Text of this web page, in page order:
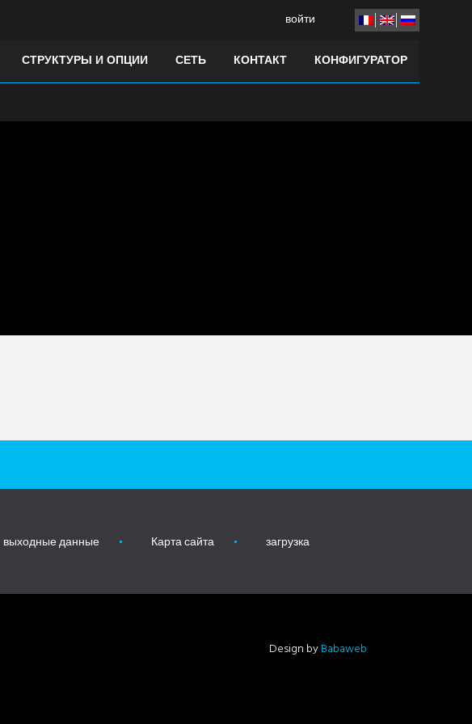
войти
СТРУКТУРЫ И ОПЦИИ СЕТЬ КОНТАКТ КОНФИГУРАТОР
выходные данные Карта сайта загрузка
Design byBabaweb